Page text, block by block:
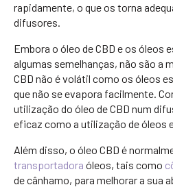
rapidamente, o que os torna
difusores.
Embora o óleo de CBD e os óleos
algumas semelhanças, não são a
CBD não é volátil como os óleos
que não se evapora facilmente.
utilização do óleo de CBD num
eficaz como a utilização de óleos
Além disso, o óleo CBD é
transportadora óleos, tais como
de cânhamo, para melhorar a sua